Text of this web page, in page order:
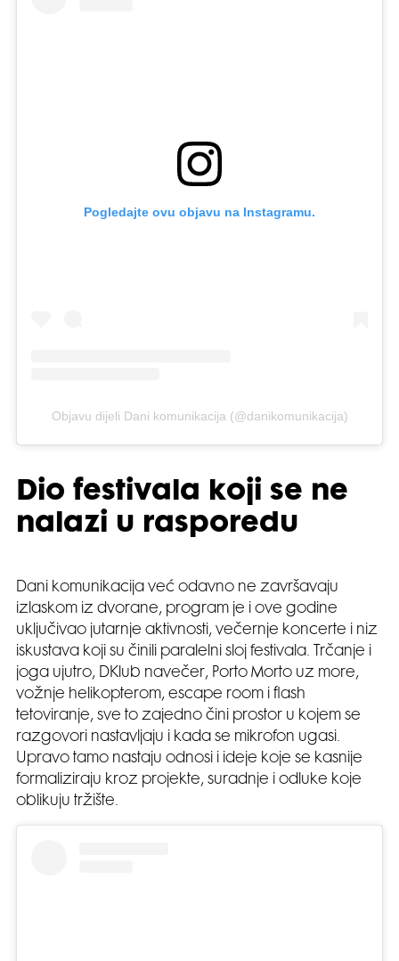
Pogledajte ovu objavu na Instagramu.
Objavu dijeli Dani komunikacija (@danikomunikacija)
Dio festivala koji se ne
nalazi u rasporedu
Dani komunikacija već odavno ne završavaju
izlaskom iz dvorane, program je i ove godine
uključivao jutarnje aktivnosti, večernje koncerte i niz
iskustava koji su činili paralelni sloj festivala. Trčanje i
joga ujutro, DKlub navečer, Porto Morto uz more,
vožnje helikopterom, escape room i flash
tetoviranje, sve to zajedno čini prostor u kojem se
razgovori nastavljaju i kada se mikrofon ugasi.
Upravo tamo nastaju odnosi i ideje koje se kasnije
formaliziraju kroz projekte, suradnje i odluke koje
oblikuju tržište.